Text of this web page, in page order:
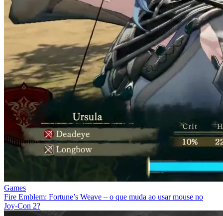
Games
Fire Emblem: Fortune’s Weave – o que muda ao usar mouse no
Joy‑Con 2?